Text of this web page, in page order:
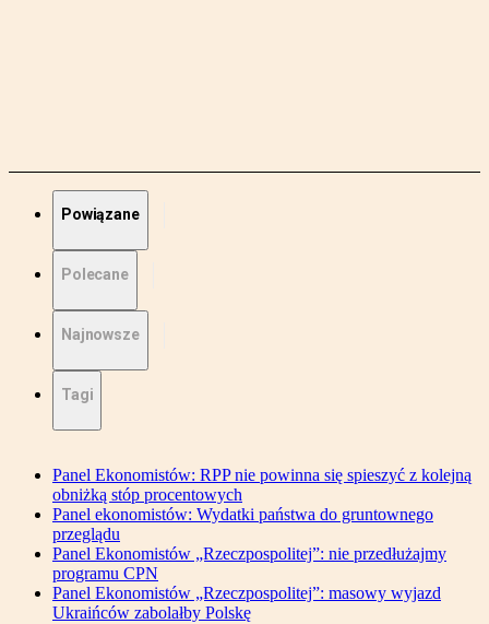
Powiązane
Polecane
Najnowsze
Tagi
Panel Ekonomistów: RPP nie powinna się spieszyć z kolejną
obniżką stóp procentowych
Panel ekonomistów: Wydatki państwa do gruntownego
przeglądu
Panel Ekonomistów „Rzeczpospolitej”: nie przedłużajmy
programu CPN
Panel Ekonomistów „Rzeczpospolitej”: masowy wyjazd
Ukraińców zabolałby Polskę